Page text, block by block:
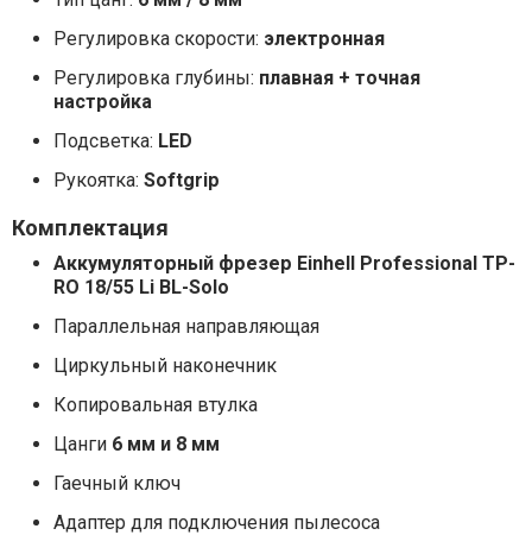
Регулировка скорости: электронная
Регулировка глубины: плавная + точная
настройка
Подсветка: LED
Рукоятка: Softgrip
Комплектация
Аккумуляторный фрезер Einhell Professional TP-
RO 18/55 Li BL-Solo
Параллельная направляющая
Циркульный наконечник
Копировальная втулка
Цанги 6 мм и 8 мм
Гаечный ключ
Адаптер для подключения пылесоса